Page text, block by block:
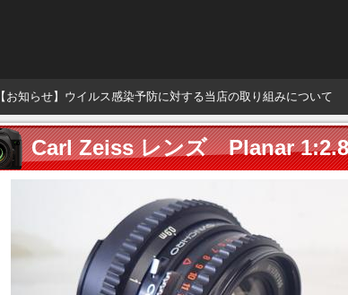
【お知らせ】ウイルス感染予防に対する当店の取り組みについて
Carl Zeiss レンズ Planar